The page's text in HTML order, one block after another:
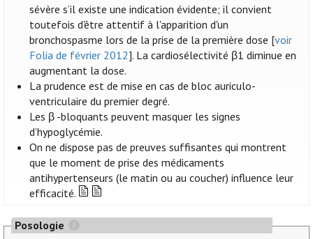
sévère s’il existe une indication évidente; il convient
toutefois d'être attentif à l'apparition d'un
bronchospasme lors de la prise de la première dose [voir
Folia de février 2012]. La cardiosélectivité β1 diminue en
augmentant la dose.
La prudence est de mise en cas de bloc auriculo-
ventriculaire du premier degré.
Les β -bloquants peuvent masquer les signes
d’hypoglycémie.
On ne dispose pas de preuves suffisantes qui montrent
que le moment de prise des médicaments
antihypertenseurs (le matin ou au coucher) influence leur
efficacité.
Posologie